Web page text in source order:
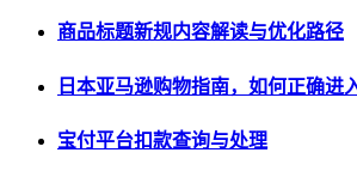
商品标题新规内容解读与优化路径
日本亚马逊购物指南，如何正确进
宝付平台扣款查询与处理